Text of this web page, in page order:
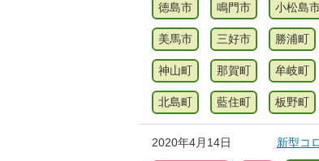
徳島市 鳴門市 小松島
美馬市 三好市 勝浦町
神山町 那賀町 牟岐町
北島町 藍住町 板野町
2020年4月14日 新型コ